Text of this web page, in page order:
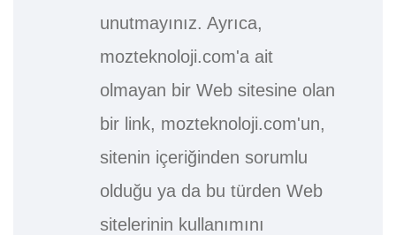
unutmayınız. Ayrıca,
mozteknoloji.com'a ait
olmayan bir Web sitesine olan
bir link, mozteknoloji.com'un,
sitenin içeriğinden sorumlu
olduğu ya da bu türden Web
sitelerinin kullanımını